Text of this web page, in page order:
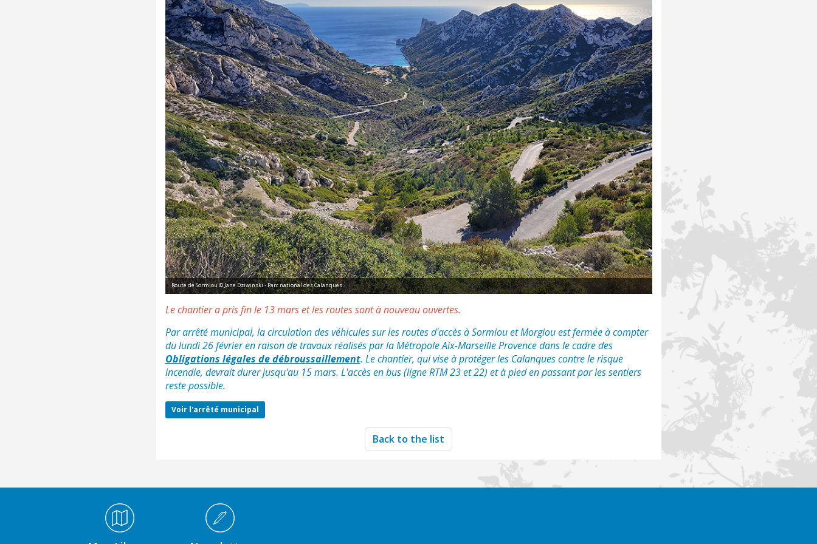
Route de Sormiou © Jane Dziwinski - Parc national des Calanques
Le chantier a pris fin le 13 mars et les routes sont à nouveau ouvertes.
Par arrêté municipal, la circulation des véhicules sur les routes d'accès à Sormiou et Morgiou est fermée à compter
du lundi 26 février en raison de travaux réalisés par la Métropole Aix-Marseille Provence dans le cadre des
Obligations légales de débroussaillement. Le chantier, qui vise à protéger les Calanques contre le risque
incendie, devrait durer jusqu'au 15 mars. L'accès en bus (ligne RTM 23 et 22) et à pied en passant par les sentiers
reste possible.
Voir l'arrêté municipal
Back to the list
Médiathèque Footer